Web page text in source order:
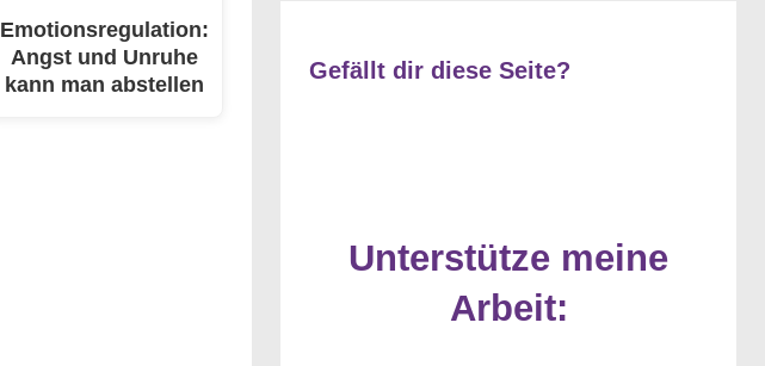
Emotionsregulation:
Angst und Unruhe
kann man abstellen
Gefällt dir diese Seite?
Unterstütze meine
Arbeit: